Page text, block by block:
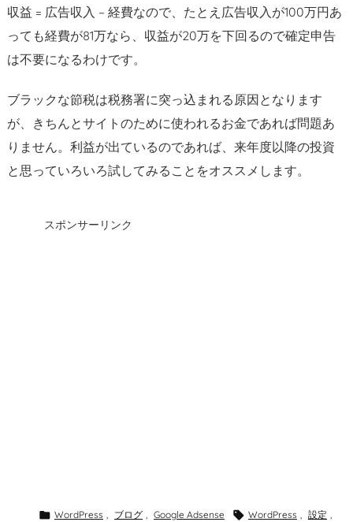
収益 = 広告収入 – 経費なので、たとえ広告収入が100万円あ
っても経費が81万なら、収益が20万を下回るので確定申告
は不要になるわけです。
ブラックな節税は税務署に突っ込まれる原因となります
が、きちんとサイトのために使われるお金であれば問題あ
りません。利益が出ているのであれば、来年度以降の投資
と思っていろいろ試してみることをオススメします。
スポンサーリンク
 WordPress ブログ Google Adsense  WordPress 設定